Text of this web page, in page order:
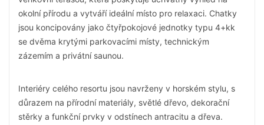
okolní přírodu a vytváří ideální místo pro relaxaci. Chatky
jsou koncipovány jako čtyřpokojové jednotky typu 4+kk
se dvěma krytými parkovacími místy, technickým
zázemím a privátní saunou.
Interiéry celého resortu jsou navrženy v horském stylu, s
důrazem na přírodní materiály, světlé dřevo, dekorační
stěrky a funkční prvky v odstínech antracitu a dřeva.